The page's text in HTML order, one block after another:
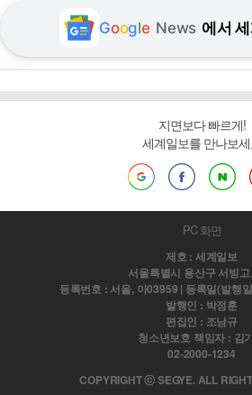
Google News 에서
지면보다 빠르게!
세계일보를 만나보
PC 화면
제호 : 세계일보
서울특별시 용산구 서빙
등록번호 : 서울, 아03959 | 등록일(발행
발행인 : 박정훈
편집인 : 조남규
청소년보호 책임자 : 김
02-2000-1234
COPYRIGHT ⓒ SEGYE. ALL